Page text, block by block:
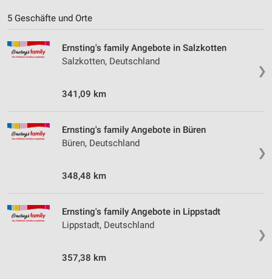
5 Geschäfte und Orte
❯
Ernsting's family Angebote in Salzkotten
Salzkotten, Deutschland
341,09 km
❯
Ernsting's family Angebote in Büren
Büren, Deutschland
348,48 km
❯
Ernsting's family Angebote in Lippstadt
Lippstadt, Deutschland
357,38 km